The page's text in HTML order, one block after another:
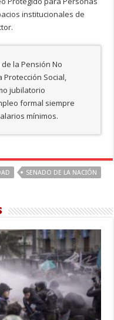
institucionales de
la Pensión No
Social,
jubilatorio
formal siempre
mínimos.
SENADO DE LA NACIÓN